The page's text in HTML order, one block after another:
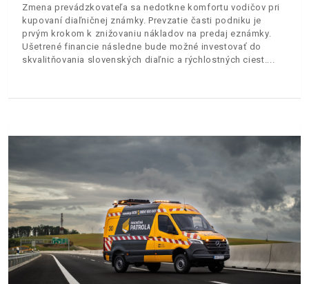
Zmena prevádzkovateľa sa nedotkne komfortu vodičov pri
kupovaní diaľničnej známky. Prevzatie časti podniku je
prvým krokom k znižovaniu nákladov na predaj eznámky.
Ušetrené financie následne bude možné investovať do
skvalitňovania slovenských diaľnic a rýchlostných ciest.